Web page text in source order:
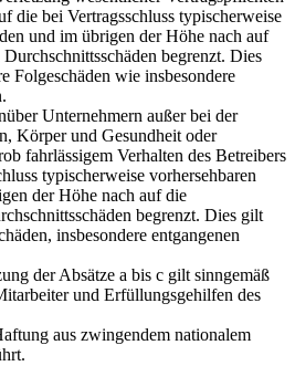
die bei Vertragsschluss typischerweise
und im übrigen der Höhe nach auf
begrenzt. Dies
Folgeschäden wie insbesondere
Unternehmern außer bei der
Körper und Gesundheit oder
fahrlässigem Verhalten des Betreibers
typischerweise vorhersehbaren
der Höhe nach auf die
begrenzt. Dies gilt
insbesondere entgangenen
der Absätze a bis c gilt sinngemäß
und Erfüllungsgehilfen des
aus zwingendem nationalem